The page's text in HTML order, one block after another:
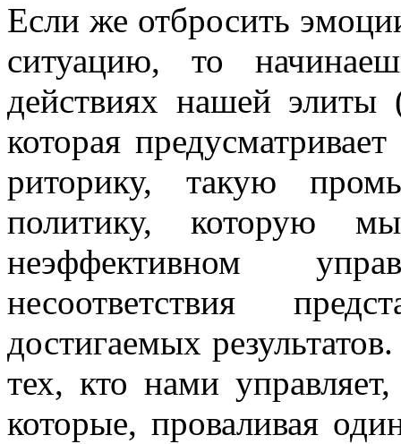
Если же отбросить
ситуацию, то
действиях нашей элиты
которая
риторику, такую
политику, которую
неэффективном
несоответствия
достигаемых
тех, кто нами
которые, проваливая